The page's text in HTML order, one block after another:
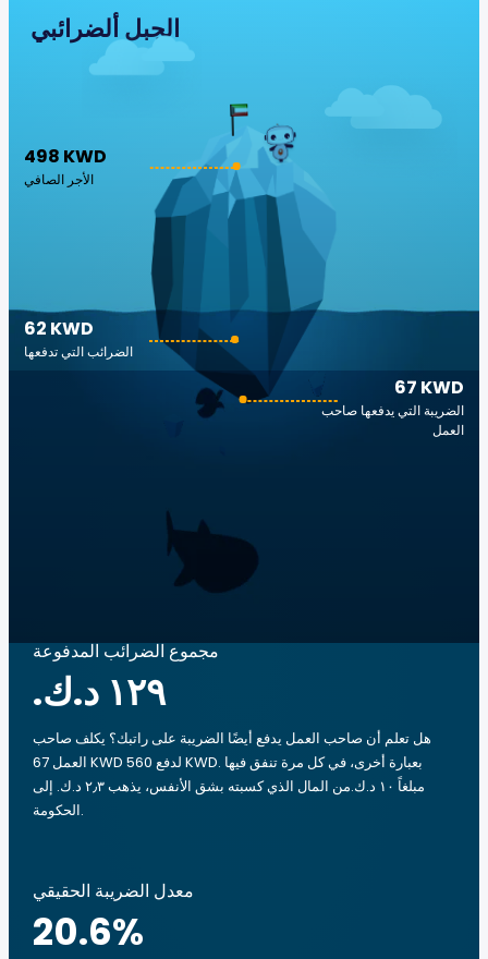
الجبل ألضرائبي
498 KWD
الأجر الصافي
67 KWD
الضريبة التي يدفعها صاحب
العمل
62 KWD
الضرائب التي تدفعها
مجموع الضرائب المدفوعة
هل تعلم أن صاحب العمل يدفع أيضًا الضريبة على راتبك؟ يكلف صاحب
العمل 67 KWD لدفع 560 KWD. بعبارة أخرى، في كل مرة تنفق فيها
مبلغاً ‏١٠ د.ك.‏من المال الذي كسبته بشق الأنفس، يذهب ‏٢٫٣ د.ك.‏ إلى
الحكومة.
معدل الضريبة الحقيقي
20.6%